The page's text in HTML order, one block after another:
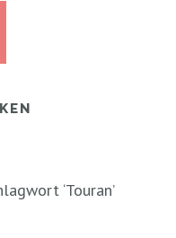
‘Touran’